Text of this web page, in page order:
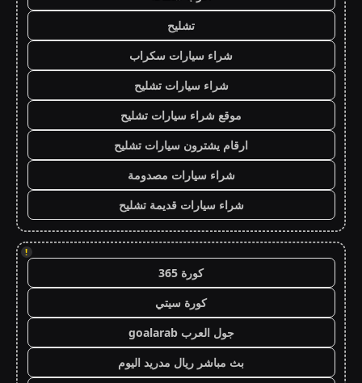
تشليح
شراء سيارات سكراب
شراء سيارات تشليح
موقع شراء سيارات تشليح
ارقام يشترون سيارات تشليح
شراء سيارات مصدومة
شراء سيارات قديمة تشليح
!
كورة 365
كورة سيتي
جول العرب goalarab
بث مباشر ريال مدريد اليوم